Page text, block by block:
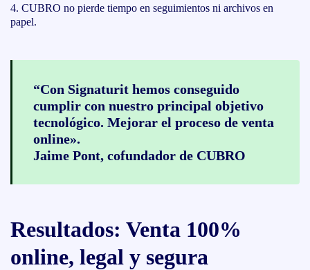
CUBRO no pierde tiempo en seguimientos ni archivos en
papel.
“Con Signaturit hemos conseguido
cumplir con nuestro principal objetivo
tecnológico. Mejorar el proceso de venta
online».
Jaime Pont, cofundador de CUBRO
Resultados: Venta 100%
online, legal y segura